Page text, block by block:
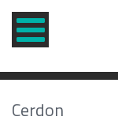
Cerdon